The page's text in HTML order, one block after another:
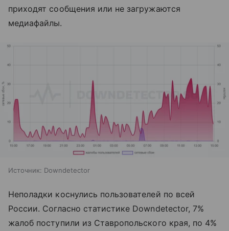
приходят сообщения или не загружаются
медиафайлы.
Источник: Downdetector
Неполадки коснулись пользователей по всей
России. Согласно статистике Downdetector, 7%
жалоб поступили из Ставропольского края, по 4%